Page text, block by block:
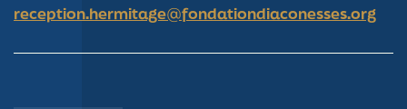
reception.hermitage@fondationdiaconesses.org